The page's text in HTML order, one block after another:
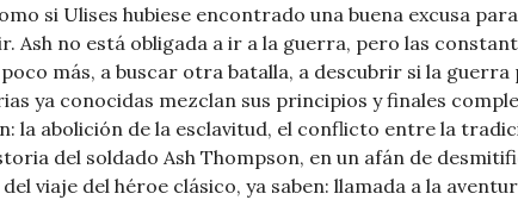
si Ulises hubiese encontrado una buena excusa
no está obligada a ir a la guerra, pero las
más, a buscar otra batalla, a descubrir si la
ya conocidas mezclan sus principios y finales
la abolición de la esclavitud, el conflicto entre la
del soldado Ash Thompson, en un afán de
viaje del héroe clásico, ya saben: llamada a la